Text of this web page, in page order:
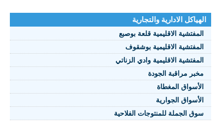
الهياكل الادارية والتجارية
المفتشية الاقليمية قلعة بوصبع
المفتشية الاقليمية بوشقوف
المفتشية الاقليمية وادي الزناتي
مخبر مراقبة الجودة
الأسواق المغطاة
الأسواق الجوارية
سوق الجملة للمنتوجات الفلاحية